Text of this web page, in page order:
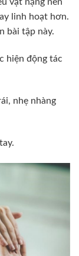
vật nặng nên
linh hoạt hơn.
bài tập này.
hiện động tác
nhẹ nhàng